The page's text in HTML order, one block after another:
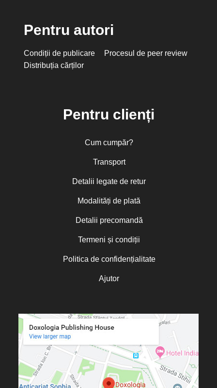
Pentru autori
Condiții de publicare
Procesul de peer review
Distribuția cărților
Pentru clienți
Cum cumpăr?
Transport
Detalii legate de retur
Modalități de plată
Detalii precomandă
Termeni și condiții
Politica de confidențialitate
Ajutor